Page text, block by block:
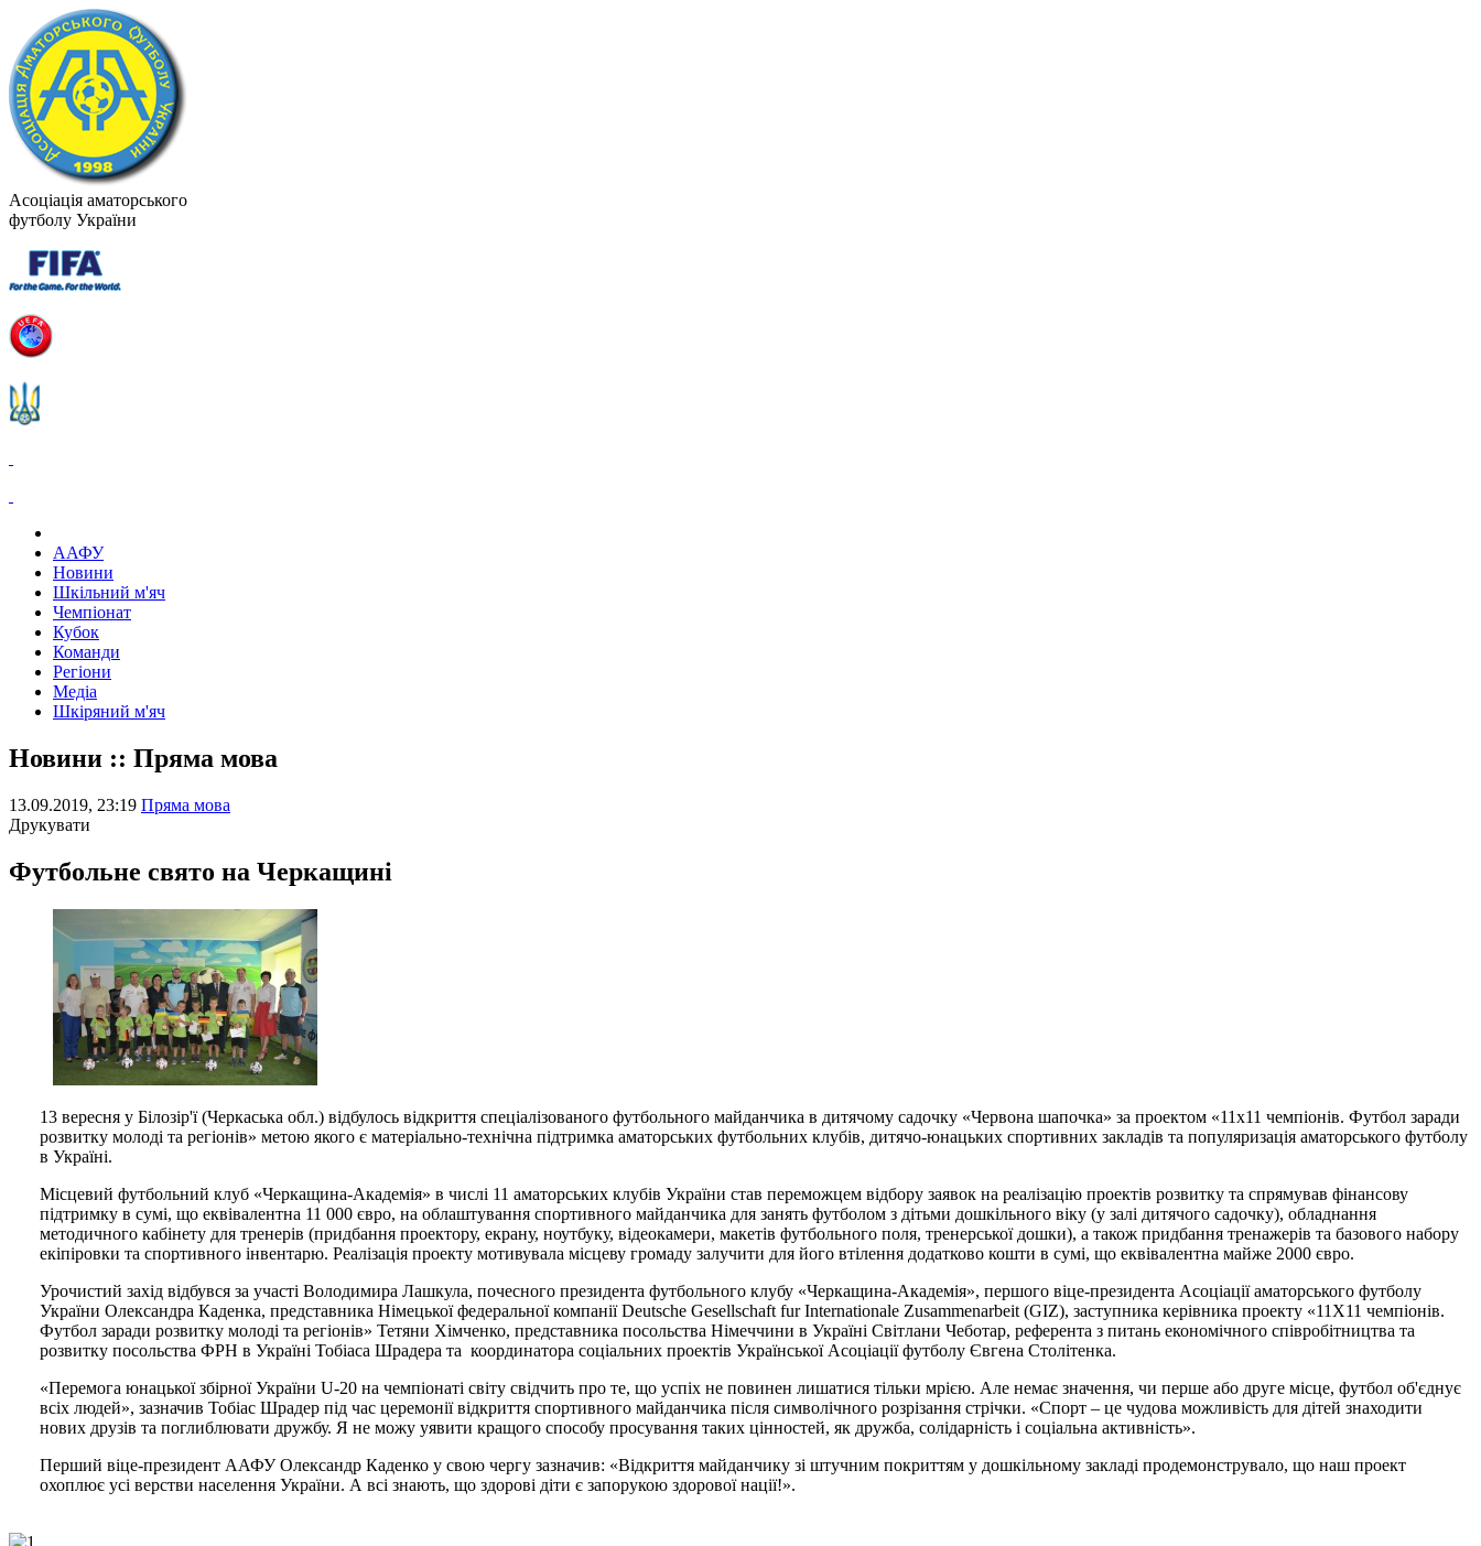
Асоціація аматорського
футболу України
ААФУ
Новини
Шкільний м'яч
Чемпіонат
Кубок
Команди
Регіони
Медіа
Шкіряний м'яч
Новини :: Пряма мова
13.09.2019, 23:19 Пряма мова
Друкувати
Футбольне свято на Черкащині
13 вересня у Білозір'ї (Черкаська обл.) відбулось відкриття спеціалізованого футбольного майданчика в дитячому садочку «Червона шапочка» за проектом «11х11 чемпіонів. Футбол заради
розвитку молоді та регіонів» метою якого є матеріально-технічна підтримка аматорських футбольних клубів, дитячо-юнацьких спортивних закладів та популяризація аматорського футболу
в Україні.
Місцевий футбольний клуб «Черкащина-Академія» в числі 11 аматорських клубів України став переможцем відбору заявок на реалізацію проектів розвитку та спрямував фінансову
підтримку в сумі, що еквівалентна 11 000 євро, на облаштування спортивного майданчика для занять футболом з дітьми дошкільного віку (у залі дитячого садочку), обладнання
методичного кабінету для тренерів (придбання проектору, екрану, ноутбуку, відеокамери, макетів футбольного поля, тренерської дошки), а також придбання тренажерів та базового набору
екіпіровки та спортивного інвентарю. Реалізація проекту мотивувала місцеву громаду залучити для його втілення додатково кошти в сумі, що еквівалентна майже 2000 євро.
Урочистий захід відбувся за участі Володимира Лашкула, почесного президента футбольного клубу «Черкащина-Академія», першого віце-президента Асоціації аматорського футболу
України Олександра Каденка, представника Німецької федеральної компанії Deutsche Gesellschaft fur Internationale Zusammenarbeit (GIZ), заступника керівника проекту «11Х11 чемпіонів.
Футбол заради розвитку молоді та регіонів» Тетяни Хімченко, представника посольства Німеччини в Україні Світлани Чеботар, референта з питань економічного співробітництва та
розвитку посольства ФРН в Україні Тобіаса Шрадера та координатора соціальних проектів Української Асоціації футболу Євгена Столітенка.
«Перемога юнацької збірної України U-20 на чемпіонаті світу свідчить про те, що успіх не повинен лишатися тільки мрією. Але немає значення, чи перше або друге місце, футбол об'єднує
всіх людей», зазначив Тобіас Шрадер під час церемонії відкриття спортивного майданчика після символічного розрізання стрічки. «Спорт – це чудова можливість для дітей знаходити
нових друзів та поглиблювати дружбу. Я не можу уявити кращого способу просування таких цінностей, як дружба, солідарність і соціальна активність».
Перший віце-президент ААФУ Олександр Каденко у свою чергу зазначив: «Відкриття майданчику зі штучним покриттям у дошкільному закладі продемонструвало, що наш проект
охоплює усі верстви населення України. А всі знають, що здорові діти є запорукою здорової нації!».